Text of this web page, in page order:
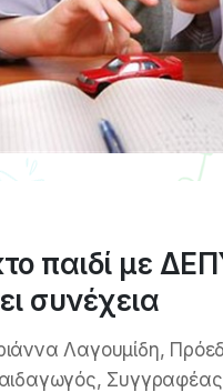
παιδί με
συνέχεια
Λαγουμίδη,